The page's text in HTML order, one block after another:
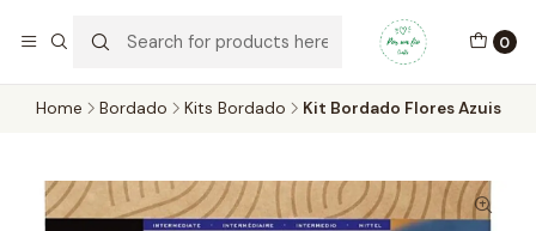
0
No concelho de Oeiras a entrega pode ser feita em mãos.
Home Bordado Kits Bordado Kit Bordado Flores Azuis